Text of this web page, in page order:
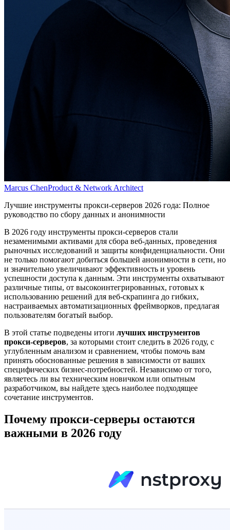
Marcus ChenProduct & Network Architect
Лучшие инструменты прокси-серверов 2026 года: Полное
руководство по сбору данных и анонимности
В 2026 году инструменты прокси-серверов стали
незаменимыми активами для сбора веб-данных, проведения
рыночных исследований и защиты конфиденциальности. Они
не только помогают добиться большей анонимности в сети, но
и значительно увеличивают эффективность и уровень
успешности доступа к данным. Эти инструменты охватывают
различные типы, от высокоинтегрированных, готовых к
использованию решений для веб-скрапинга до гибких,
настраиваемых автоматизационных фреймворков, предлагая
пользователям богатый выбор.
В этой статье подведены итоги лучших инструментов
прокси-серверов, за которыми стоит следить в 2026 году, с
углубленным анализом и сравнением, чтобы помочь вам
принять обоснованные решения в зависимости от ваших
специфических бизнес-потребностей. Независимо от того,
являетесь ли вы техническим новичком или опытным
разработчиком, вы найдете здесь наиболее подходящее
сочетание инструментов.
Почему прокси-серверы остаются
важными в 2026 году